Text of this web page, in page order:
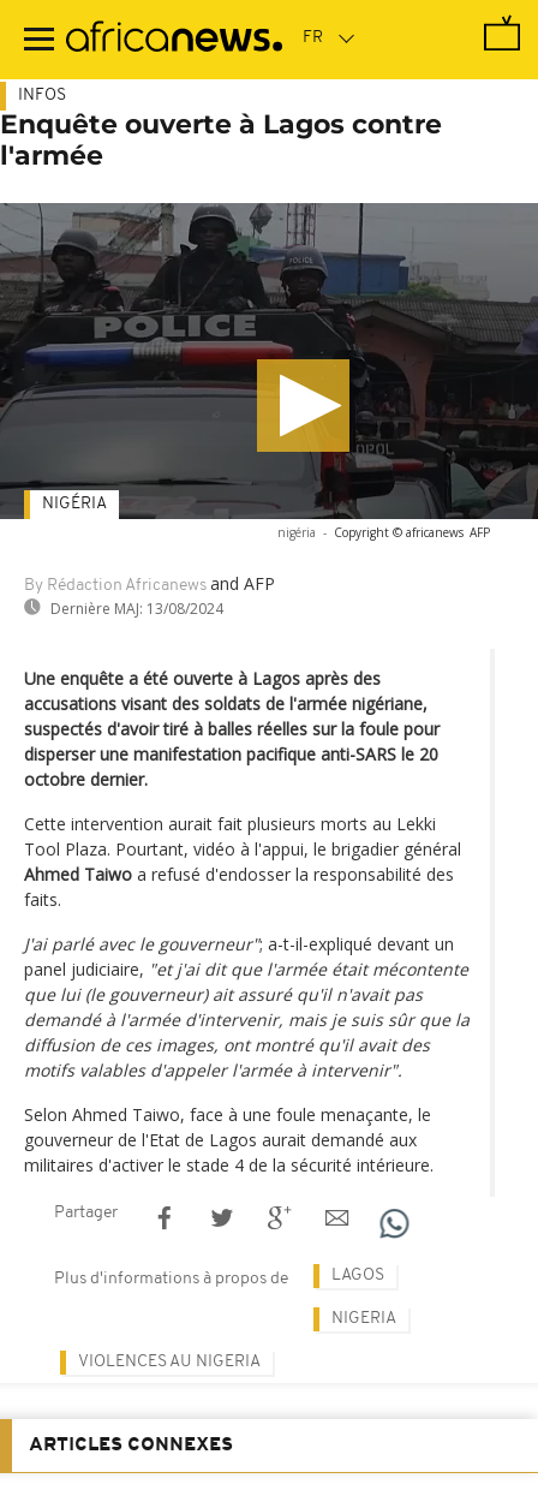
contenu
INFOS
Enquête ouverte à Lagos contre
l'armée
nigéria - Copyright © africanews AFP
By Rédaction Africanews and AFP
Dernière MAJ: 13/08/2024
NIGÉRIA
Une enquête a été ouverte à Lagos après des
accusations visant des soldats de l'armée nigériane,
suspectés d'avoir tiré à balles réelles sur la foule pour
disperser une manifestation pacifique anti-SARS le 20
octobre dernier.
Cette intervention aurait fait plusieurs morts au Lekki
Tool Plaza. Pourtant, vidéo à l'appui, le brigadier général
Ahmed Taiwo a refusé d'endosser la responsabilité des
faits.
J'ai parlé avec le gouverneur"; a-t-il-expliqué devant un
panel judiciaire, "et j'ai dit que l'armée était mécontente
que lui (le gouverneur) ait assuré qu'il n'avait pas
demandé à l'armée d'intervenir, mais je suis sûr que la
diffusion de ces images, ont montré qu'il avait des
motifs valables d'appeler l'armée à intervenir".
Selon Ahmed Taiwo, face à une foule menaçante, le
gouverneur de l'Etat de Lagos aurait demandé aux
militaires d'activer le stade 4 de la sécurité intérieure.
Partager
Plus d'informations à propos de LAGOS
NIGERIA
VIOLENCES AU NIGERIA
ARTICLES CONNEXES